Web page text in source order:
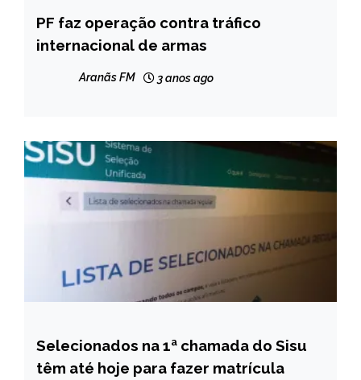
BRASIL
NOTÍCIAS
PF faz operação contra tráfico
internacional de armas
Aranãs FM 3 anos ago
BRASIL
NOTÍCIAS
Selecionados na 1ª chamada do Sisu
têm até hoje para fazer matrícula